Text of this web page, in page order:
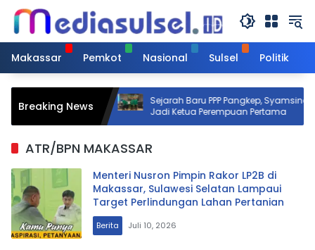
Langsung
konten
Makassar
Pemkot Nasional Sulsel Politik
Breaking News
Turun
Tallo
Sejarah Baru PPP Pangkep, Syamsinar
Jadi Ketua Perempuan Pertama
ATR/BPN MAKASSAR
Menteri Nusron Pimpin Rakor LP2B di
Makassar, Sulawesi Selatan Lampaui
Target Perlindungan Lahan Pertanian
Berita Juli 10, 2026